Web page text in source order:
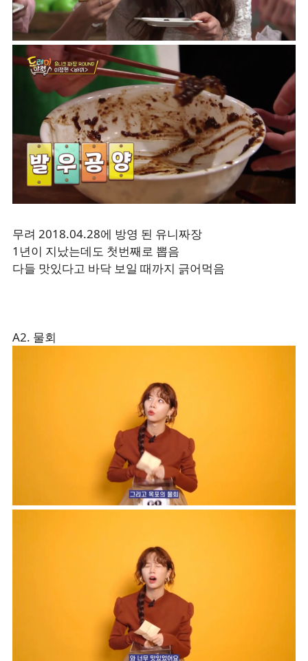
무려 2018.04.28에 방영 된 유니짜장
1년이 지났는데도 첫번째로 뽑음
다들 맛있다고 바닥 보일 때까지 긁어먹음
A2. 물회